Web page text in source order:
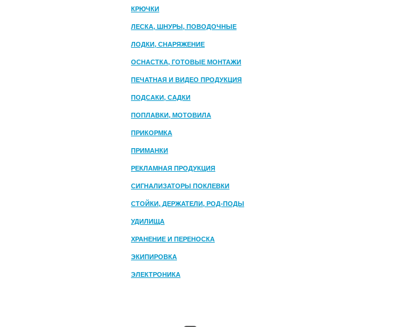
ПРИКОРМКИ
КРЮЧКИ
ЛЕСКА, ШНУРЫ, ПОВОДОЧНЫЕ
МАТЕРИАЛЫ
ЛОДКИ, СНАРЯЖЕНИЕ
ОСНАСТКА, ГОТОВЫЕ МОНТАЖИ
ПЕЧАТНАЯ И ВИДЕО ПРОДУКЦИЯ
ПОДСАКИ, САДКИ
ПОПЛАВКИ, МОТОВИЛА
ПРИКОРМКА
ПРИМАНКИ
РЕКЛАМНАЯ ПРОДУКЦИЯ
СИГНАЛИЗАТОРЫ ПОКЛЕВКИ
СТОЙКИ, ДЕРЖАТЕЛИ, РОД-ПОДЫ
УДИЛИЩА
ХРАНЕНИЕ И ПЕРЕНОСКА
ЭКИПИРОВКА
ЭЛЕКТРОНИКА